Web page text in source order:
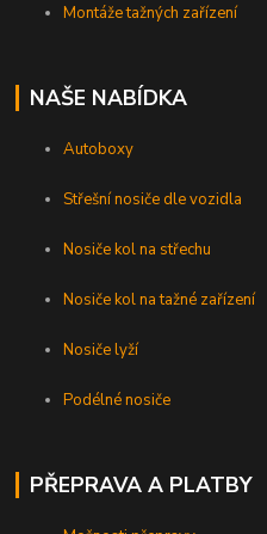
Montáže tažných zařízení
NAŠE NABÍDKA
Autoboxy
Střešní nosiče dle vozidla
Nosiče kol na střechu
Nosiče kol na tažné zařízení
Nosiče lyží
Podélné nosiče
PŘEPRAVA A PLATBY